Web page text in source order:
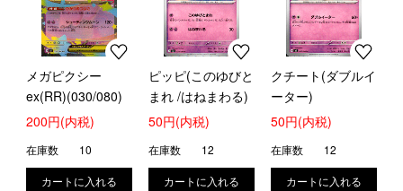
メガピクシー
ex(RR)(030/080)
200円(内税)
在庫数 10
ピッピ(このゆびと
まれ /はねまわる)
50円(内税)
在庫数 12
クチート(ダブルイ
ーター)
50円(内税)
在庫数 12